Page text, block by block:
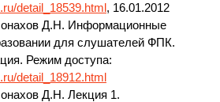
detail_18539.html, 16.01.2012
Д.Н. Информационные
для слушателей ФПК.
Режим доступа:
detail_18912.html
Д.Н. Лекция 1.